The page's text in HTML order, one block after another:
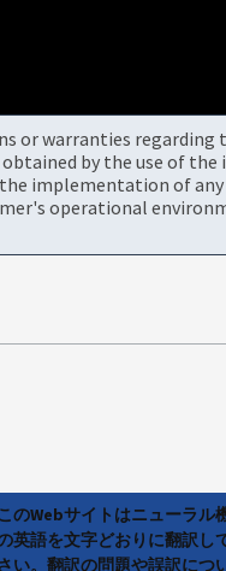
or warranties
by the use of
implementation of
operational
のWebサイトはニューラル
英語を文字どおりに翻訳し
さい。翻訳の問題や誤訳につ